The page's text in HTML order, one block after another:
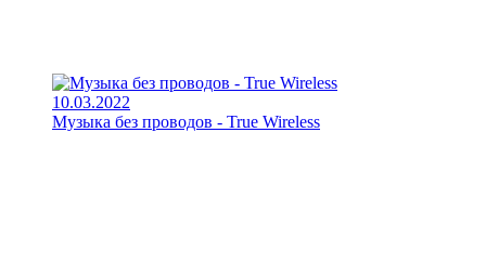
10.03.2022
Музыка без проводов - True Wireless